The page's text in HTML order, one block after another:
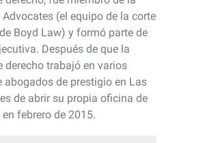
(el equipo de la corte
Boyd Law) y formó parte de
Después de que la
derecho trabajó en varios
abogados de prestigio en Las
de abrir su propia oficina de
febrero de 2015.